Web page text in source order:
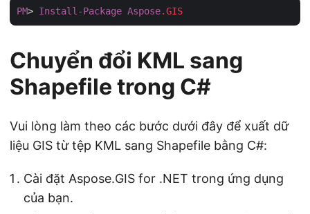
PM> Install-Package Aspose.GIS
Chuyển đổi KML sang
Shapefile trong C#
Vui lòng làm theo các bước dưới đây để xuất dữ
liệu GIS từ tệp KML sang Shapefile bằng C#:
Cài đặt Aspose.GIS for .NET trong ứng dụng
của bạn.